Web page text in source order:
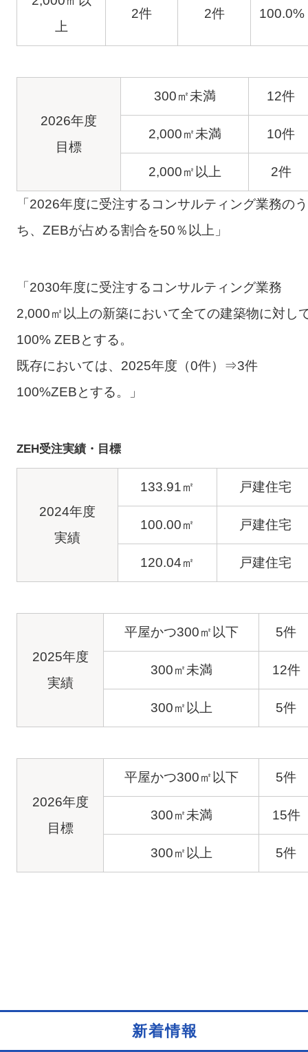
上
2件 2件 100.0%
2026年度
目標
300㎡未満 12件
2,000㎡未満 10件
2,000㎡以上 2件
「2026年度に受注するコンサルティング業務のう
ち、ZEBが占める割合を50％以上」
「2030年度に受注するコンサルティング業務
2,000㎡以上の新築において全ての建築物に対し
100% ZEBとする。
既存においては、2025年度（0件）⇒3件
100%ZEBとする。」
ZEH受注実績・目標
2024年度
実績
133.91㎡ 戸建住宅
100.00㎡ 戸建住宅
120.04㎡ 戸建住宅
2025年度
実績
平屋かつ300㎡以下 5件
300㎡未満 12件
300㎡以上 5件
2026年度
目標
平屋かつ300㎡以下 5件
300㎡未満 15件
300㎡以上 5件
新着情報